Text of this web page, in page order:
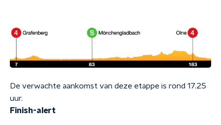
De verwachte aankomst van deze etappe is rond 17.25
uur.
Finish-alert